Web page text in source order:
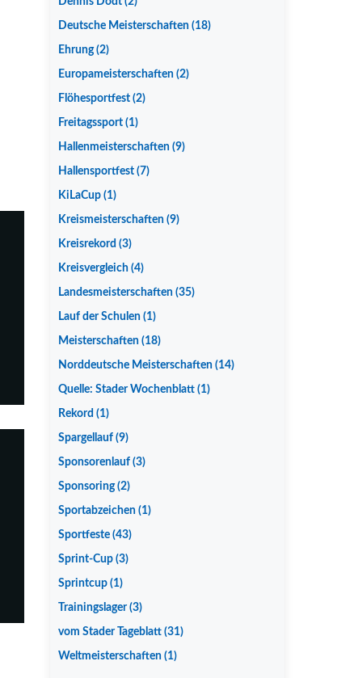
Deutsche Meisterschaften (18)
Ehrung(2)
Europameisterschaften (2)
Flöhesportfest (2)
Freitagssport (1)
Hallenmeisterschaften (9)
Hallensportfest (7)
KiLaCup (1)
Kreismeisterschaften (9)
Kreisrekord (3)
Kreisvergleich (4)
Landesmeisterschaften (35)
Lauf der Schulen (1)
Meisterschaften (18)
Norddeutsche Meisterschaften (14)
Quelle: Stader Wochenblatt (1)
Rekord (1)
Spargellauf (9)
Sponsorenlauf (3)
Sponsoring(2)
Sportabzeichen (1)
Sportfeste (43)
Sprint-Cup (3)
Sprintcup (1)
Trainingslager(3)
vom Stader Tageblatt (31)
Weltmeisterschaften (1)